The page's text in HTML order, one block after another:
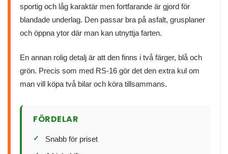
sportig och låg karaktär men fortfarande är gjord för
blandade underlag. Den passar bra på asfalt, grusplaner
och öppna ytor där man kan utnyttja farten.
En annan rolig detalj är att den finns i två färger, blå och
grön. Precis som med RS-16 gör det den extra kul om
man vill köpa två bilar och köra tillsammans.
FÖRDELAR
Snabb för priset